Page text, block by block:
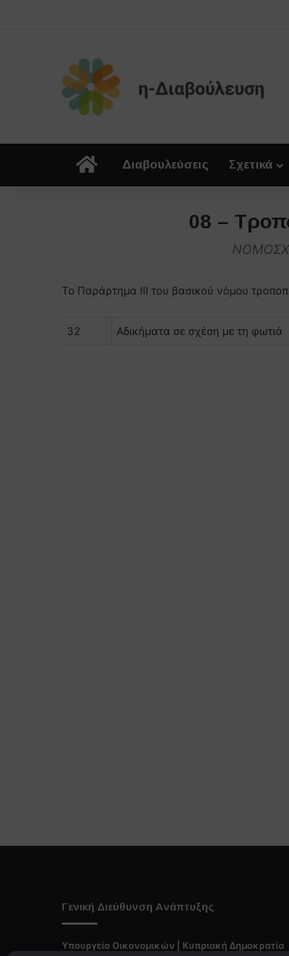
ΑρχικήΔιαβουλεύσεις Σχετικά
08 –
Το Παράρτημα ΙΙΙ του βασικού νόμου
32 Αδικήματα σε σχέση με τη φωτιά
Γενική Διεύθυνση Ανάπτυξης
Υπουργείο Οικονομικών | Κυπριακή Δημοκρατία